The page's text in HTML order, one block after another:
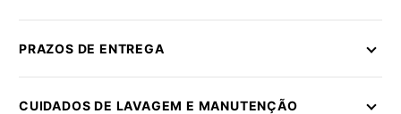
PRAZOS DE ENTREGA
CUIDADOS DE LAVAGEM E MANUTENÇÃO